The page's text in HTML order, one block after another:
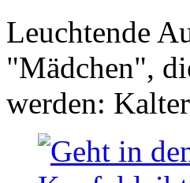
Leuchtende
"Mädchen",
werden: